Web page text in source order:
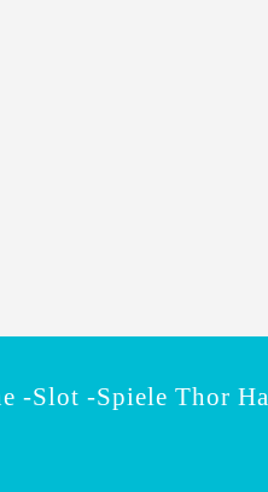
-Slot -Spiele Thor